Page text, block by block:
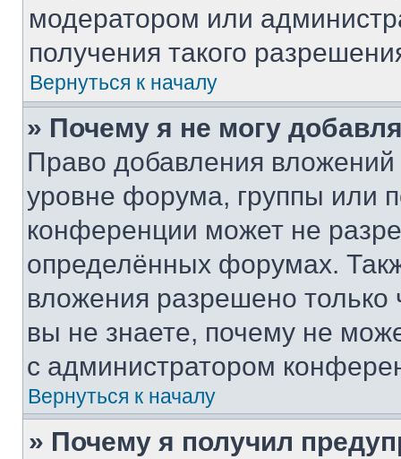
модератором или
получения такого
Вернуться к началу
» Почему я не могу
Право добавления
уровне форума, группы или
конференции может не
определённых форумах.
вложения разрешено
вы не знаете, почему не
с администратором
Вернуться к началу
» Почему я получил